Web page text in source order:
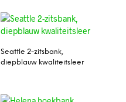
Seattle 2-zitsbank,
diepblauw kwaliteitsleer